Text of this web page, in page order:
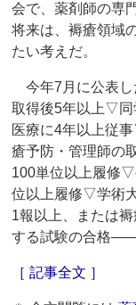
会で、薬剤師の専
将来は、褥瘡領域
たい考えだ。
今年7月に公表し
取得後5年以上▽
医療に4年以上従
瘡予防・管理師の
100単位以上履修
位以上履修▽学術
1報以上、または
する試験の合格――
［ 記事全文 ］